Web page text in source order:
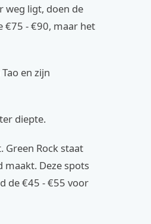
weg ligt, doen de
€75 - €90, maar het
en zijn
diepte.
Green Rock staat
maakt. Deze spots
de €45 - €55 voor